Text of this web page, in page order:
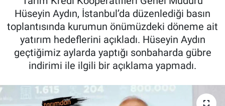
Hüseyin Aydın, İstanbul’da düzenlediği basın
toplantısında kurumun önümüzdeki döneme ait
yatırım hedeflerini açıkladı. Hüseyin Aydın
geçtiğimiz aylarda yaptığı sonbaharda gübre
indirimi ile ilgili bir açıklama yapmadı.
TZOB
Tarım Kredi Kooperatifleri
Pankobirlik
Et fiyatları
Haber Arşivi